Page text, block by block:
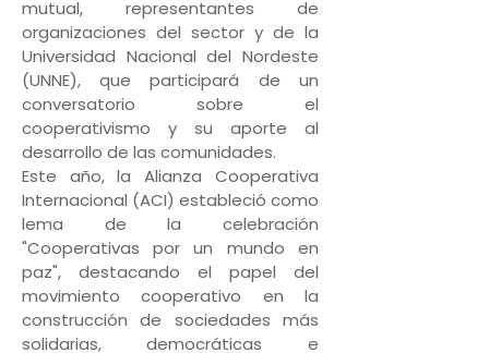
mutual, representantes de
organizaciones del sector y de la
Universidad Nacional del Nordeste
(UNNE), que participará de un
conversatorio sobre el
cooperativismo y su aporte al
desarrollo de las comunidades.
Este año, la Alianza Cooperativa
Internacional (ACI) estableció como
lema de la celebración
"Cooperativas por un mundo en
paz", destacando el papel del
movimiento cooperativo en la
construcción de sociedades más
solidarias, democráticas e